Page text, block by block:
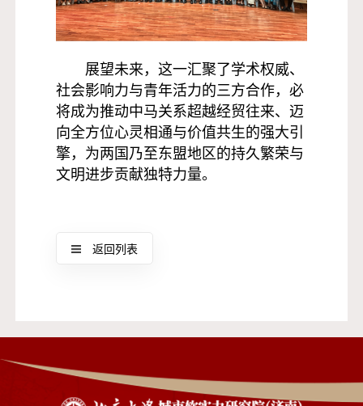
展望未来，这一汇聚了学术权威、
社会影响力与青年活力的三方合作，必
将成为推动中马关系超越经贸往来、迈
向全方位心灵相通与价值共生的强大引
擎，为两国乃至东盟地区的持久繁荣与
文明进步贡献独特力量。
返回列表